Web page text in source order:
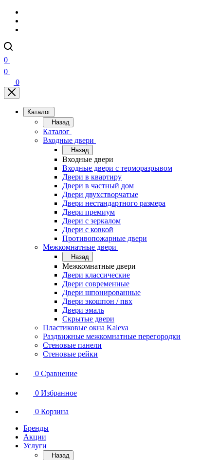
0
0
0
Каталог
Назад
Каталог
Входные двери
Назад
Входные двери
Входные двери с терморазрывом
Двери в квартиру
Двери в частный дом
Двери двухстворчатые
Двери нестандартного размера
Двери премиум
Двери с зеркалом
Двери с ковкой
Противопожарные двери
Межкомнатные двери
Назад
Межкомнатные двери
Двери классические
Двери современные
Двери шпонированные
Двери экошпон / пвх
Двери эмаль
Скрытые двери
Пластиковые окна Kaleva
Раздвижные межкомнатные перегородки
Стеновые панели
Стеновые рейки
0 Сравнение
0 Избранное
0 Корзина
Бренды
Акции
Услуги
Назад